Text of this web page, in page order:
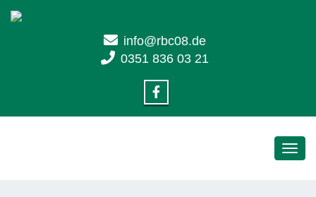
info@rbc08.de
0351 836 03 21